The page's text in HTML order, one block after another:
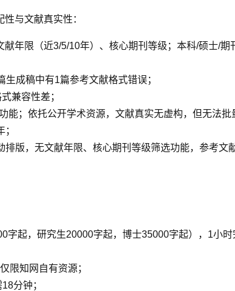
与文献真实性：
年限（近3/5/10年）、核心期刊等级；本科/硕士/
成稿中有1篇参考文献格式错误；
兼容性差；
；依托公开学术资源，文献真实无虚构，但无法批
版，无文献年限、核心期刊等级筛选功能，参考文
字起，研究生20000字起，博士35000字起），1小
限知网自有资源；
分钟；